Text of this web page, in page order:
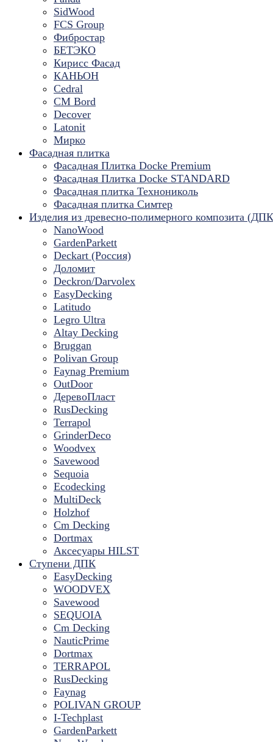
SidWood
FCS Group
Фибростар
БЕТЭКО
Кирисс Фасад
КАНЬОН
Cedral
CM Bord
Decover
Latonit
Мирко
Фасадная плитка
Фасадная Плитка Docke Premium
Фасадная Плитка Docke STANDARD
Фасадная плитка Технониколь
Фасадная плитка Симтер
Изделия из древесно-полимерного композита
NanoWood
GardenParkett
Deckart (Россия)
Доломит
Deckron/Darvolex
EasyDecking
Latitudo
Legro Ultra
Altay Decking
Bruggan
Polivan Group
Faynag Premium
OutDoor
ДеревоПласт
RusDecking
Terrapol
GrinderDeco
Woodvex
Savewood
Sequoia
Ecodecking
MultiDeck
Holzhof
Cm Decking
Dortmax
Аксесуары HILST
Ступени ДПК
EasyDecking
WOODVEX
Savewood
SEQUOIA
Cm Decking
NauticPrime
Dortmax
TERRAPOL
RusDecking
Faynag
POLIVAN GROUP
I-Techplast
GardenParkett